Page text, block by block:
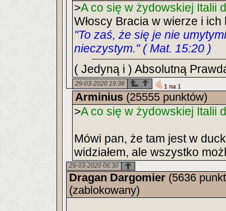
>A co się w żydowskiej Italii
Włoscy Bracia w wierze i
"To zaś, że się je nie
nieczystym." ( Mat. 15:20 )
( Jedyną i ) Absolutną
29-03-2020 19:38 1 na 1
Arminius (25555 punktów)
>A co się w żydowskiej Italii
Mówi pan, że tam jest w
widziałem, ale wszystko
29-03-2020 06:30
Dragan Dargomier (5636
(zablokowany)